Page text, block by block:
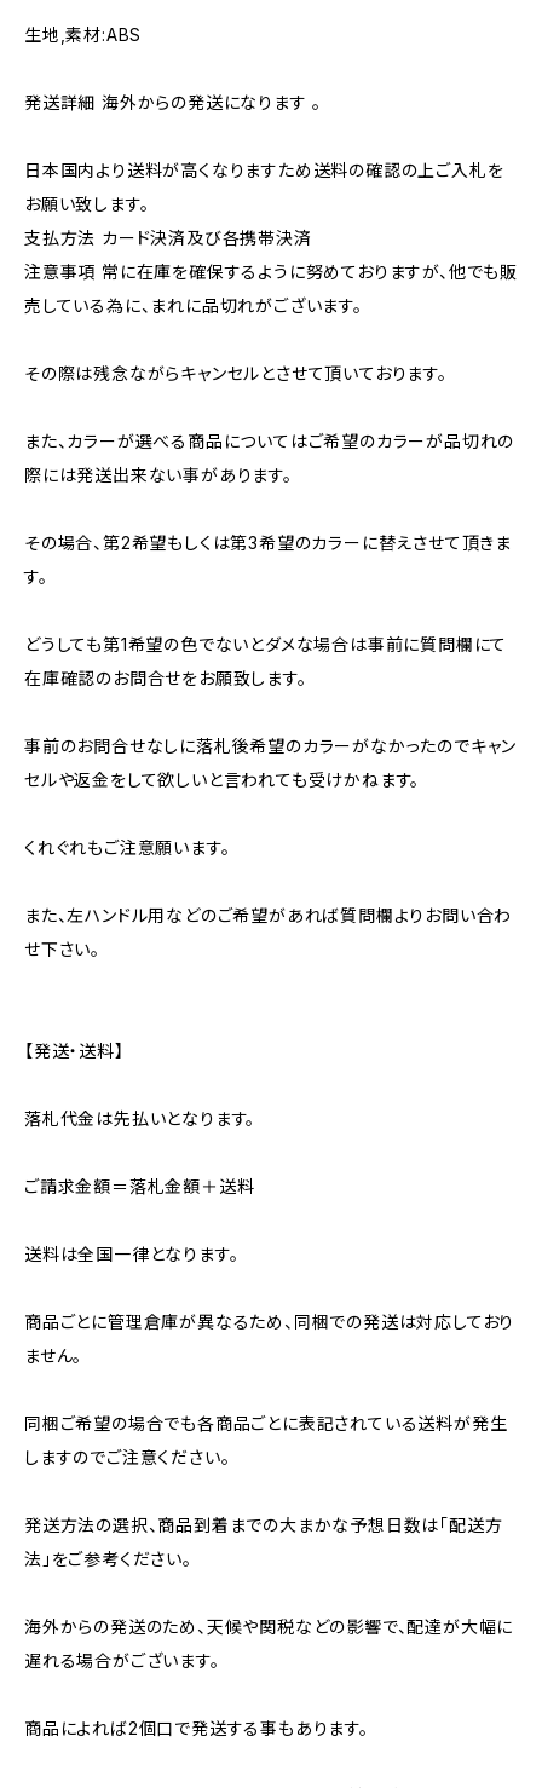
生地,素材:ABS
発送詳細 海外からの発送になります 。
日本国内より送料が高くなりますため送料の確認の上ご入札を
お願い致します。
支払方法 カード決済及び各携帯決済
注意事項 常に在庫を確保するように努めておりますが、他でも販
売している為に、まれに品切れがございます。
その際は残念ながらキャンセルとさせて頂いております。
また、カラーが選べる商品についてはご希望のカラーが品切れの
際には発送出来ない事があります。
その場合、第2希望もしくは第3希望のカラーに替えさせて頂きま
す。
どうしても第1希望の色でないとダメな場合は事前に質問欄にて
在庫確認のお問合せをお願致します。
事前のお問合せなしに落札後希望のカラーがなかったのでキャン
セルや返金をして欲しいと言われても受けかねます。
くれぐれもご注意願います。
また、左ハンドル用などのご希望があれば質問欄よりお問い合わ
せ下さい。
【発送・送料】
落札代金は先払いとなります。
ご請求金額＝落札金額＋送料
送料は全国一律となります。
商品ごとに管理倉庫が異なるため、同梱での発送は対応しており
ません。
同梱ご希望の場合でも各商品ごとに表記されている送料が発生
しますのでご注意ください。
発送方法の選択、商品到着までの大まかな予想日数は「配送方
法」をご参考ください。
海外からの発送のため、天候や関税などの影響で、配達が大幅に
遅れる場合がございます。
商品によれば2個口で発送する事もあります。